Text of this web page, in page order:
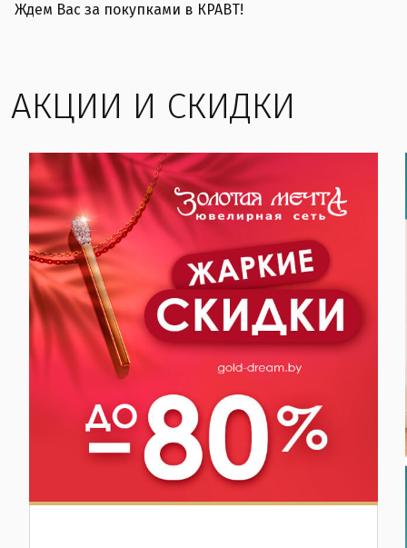
Ждем Вас за покупками в КРАВТ!
АКЦИИ И СКИДКИ